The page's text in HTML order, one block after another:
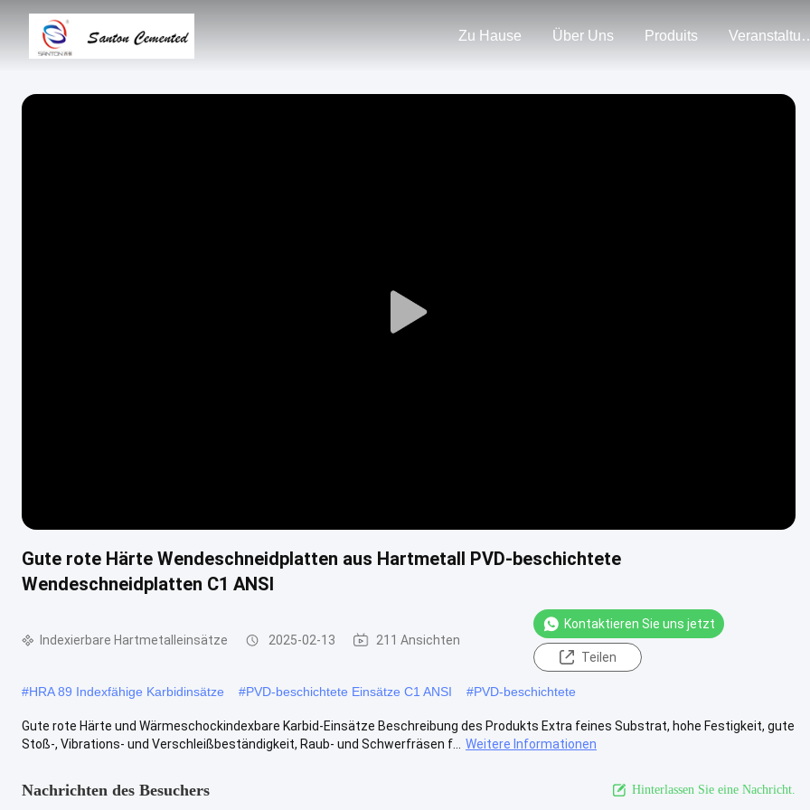
Zu Hause Über Uns Produits
Play
Gute rote Härte Wendeschneidplatten aus Hartmetall PVD-beschichtete
Wendeschneidplatten C1 ANSI
Indexierbare Hartmetalleinsätze 2025-02-13 211 Ansichten
Kontaktieren Sie uns jetzt
Teilen
#HRA 89 Indexfähige Karbidinsätze #PVD-beschichtete Einsätze C1 ANSI #PVD-beschichtete
Gute rote Härte und Wärmeschockindexbare Karbid-Einsätze Beschreibung des Produkts Extra feines Substrat, hohe Festigkeit, gute
Stoß-, Vibrations- und Verschleißbeständigkeit, Raub- und Schwerfräsen f...
Weitere Informationen
Nachrichten des Besuchers Hinterlassen Sie eine Nachricht.